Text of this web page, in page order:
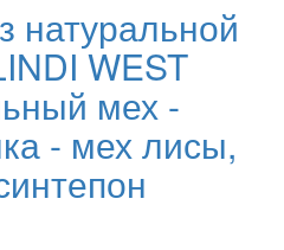
натуральной
WEST
мех -
- мех лисы,